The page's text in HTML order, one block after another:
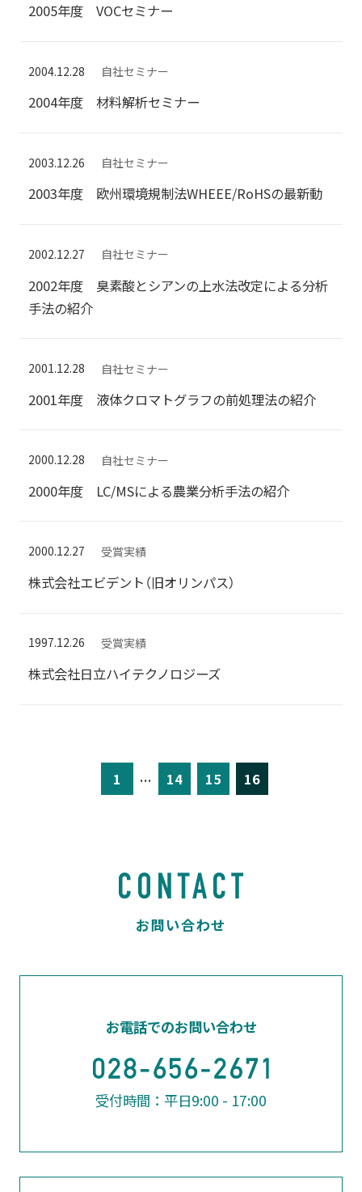
2005年度 VOCセミナー
2004.12.28 自社セミナー
2004年度 材料解析セミナー
2003.12.26 自社セミナー
2003年度 欧州環境規制法WHEEE/RoHSの最新動
2002.12.27 自社セミナー
2002年度 臭素酸とシアンの上水法改定による分析
手法の紹介
2001.12.28 自社セミナー
2001年度 液体クロマトグラフの前処理法の紹介
2000.12.28 自社セミナー
2000年度 LC/MSによる農業分析手法の紹介
2000.12.27 受賞実績
株式会社エビデント（旧オリンパス）
1997.12.26 受賞実績
株式会社日立ハイテクノロジーズ
1 ... 14 15 16
お電話でのお問い合わせ
受付時間：平日9:00 - 17:00